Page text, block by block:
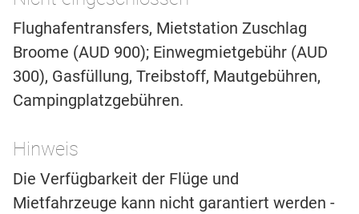
Flughafentransfers, Mietstation Zuschlag
Broome (AUD 900); Einwegmietgebühr (AUD
300), Gasfüllung, Treibstoff, Mautgebühren,
Campingplatzgebühren.
Hinweis
Die Verfügbarkeit der Flüge und
Mietfahrzeuge kann nicht garantiert werden -